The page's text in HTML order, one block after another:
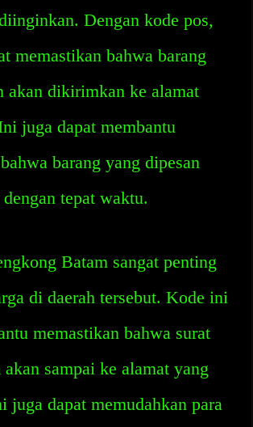
Dengan kode pos,
memastikan bahwa barang
akan dikirimkan ke alamat
juga dapat membantu
barang yang dipesan
tepat waktu.
Batam sangat penting
di daerah tersebut. Kode ini
memastikan bahwa surat
sampai ke alamat yang
juga dapat memudahkan para